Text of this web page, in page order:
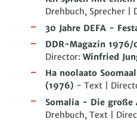
Drehbuch, Sprecher |
30 Jahre DEFA -
DDR-Magazin 1976/
Director: Winfried
Ha noolaato
(1976) - Text |
Somalia - Die große
Drehbuch, Text |